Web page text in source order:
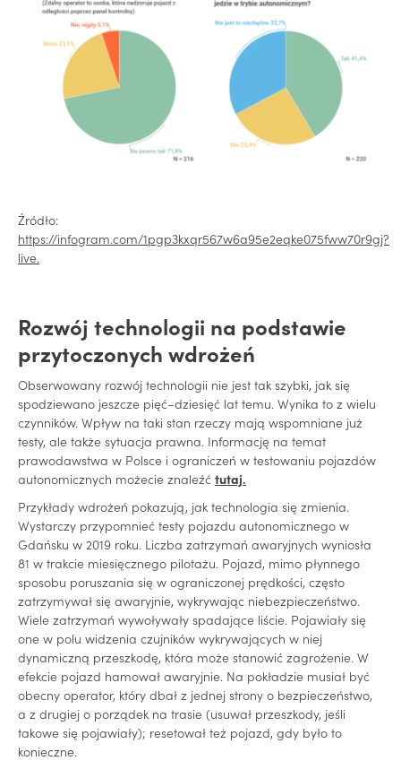
Źródło:
https://infogram.com/1pgp3kxqr567w6a95e2eqke075fww70r9gj?
live.
Rozwój technologii na podstawie
przytoczonych wdrożeń
Obserwowany rozwój technologii nie jest tak szybki, jak się
spodziewano jeszcze pięć–dziesięć lat temu. Wynika to z wielu
czynników. Wpływ na taki stan rzeczy mają wspomniane już
testy, ale także sytuacja prawna. Informację na temat
prawodawstwa w Polsce i ograniczeń w testowaniu pojazdów
autonomicznych możecie znaleźć tutaj.
Przykłady wdrożeń pokazują, jak technologia się zmienia.
Wystarczy przypomnieć testy pojazdu autonomicznego w
Gdańsku w 2019 roku. Liczba zatrzymań awaryjnych wyniosła
81 w trakcie miesięcznego pilotażu. Pojazd, mimo płynnego
sposobu poruszania się w ograniczonej prędkości, często
zatrzymywał się awaryjnie, wykrywając niebezpieczeństwo.
Wiele zatrzymań wywoływały spadające liście. Pojawiały się
one w polu widzenia czujników wykrywających w niej
dynamiczną przeszkodę, która może stanowić zagrożenie. W
efekcie pojazd hamował awaryjnie. Na pokładzie musiał być
obecny operator, który dbał z jednej strony o bezpieczeństwo,
a z drugiej o porządek na trasie (usuwał przeszkody, jeśli
takowe się pojawiały); resetował też pojazd, gdy było to
konieczne.